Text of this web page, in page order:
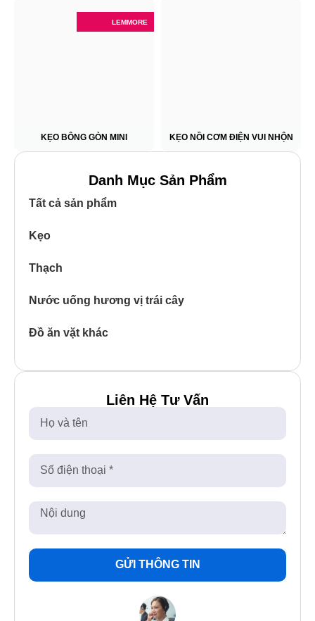
LEMMORE
KẸO BÔNG GÒN MINI KẸO NỒI CƠM ĐIỆN VUI NHỘN
Danh Mục Sản Phẩm
Tất cả sản phẩm
Kẹo
Thạch
Nước uống hương vị trái cây
Đồ ăn vặt khác
Liên Hệ Tư Vấn
GỬI THÔNG TIN